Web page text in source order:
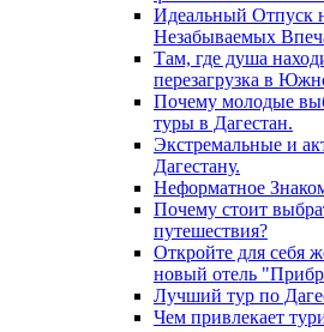
Идеальный Отпуск
Незабываемых
Там, где душа
перезагрузка в
Почему молодые
туры в Дагестан.
Экстремальные и
Дагестану.
Неформатное
Почему стоит
путешествия?
Откройте для себя
новый отель
Лучший тур по
Чем привлекает